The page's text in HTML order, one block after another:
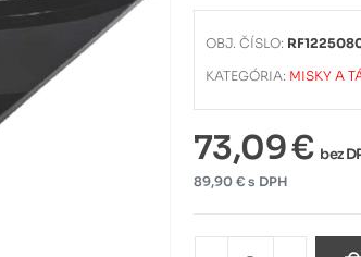
OBJ. ČÍSLO:
KATEGÓRIA: MISKY A
73,09 € bez
89,90 € s DPH